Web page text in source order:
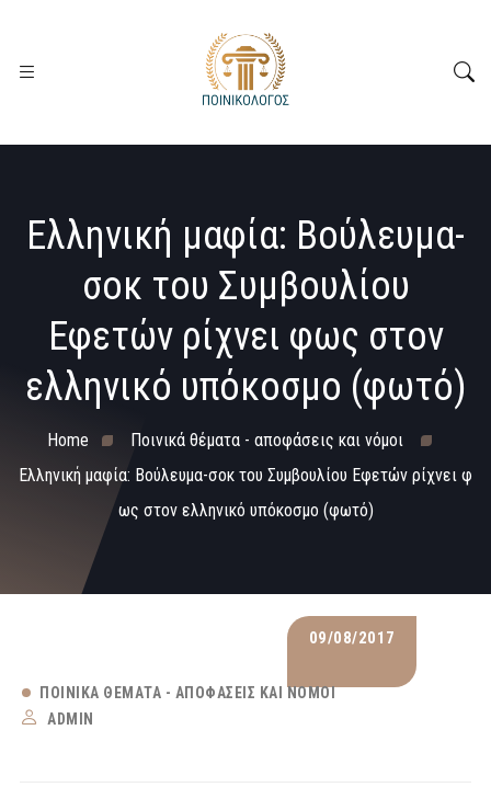
Ελληνική μαφία: Bούλευμα-
σοκ του Συμβουλίου
Εφετών ρίχνει φως στον
ελληνικό υπόκοσμο (φωτό)
Home
Ποινικά θέματα - αποφάσεις και νόμοι
Ελληνική μαφία: Bούλευμα-σοκ του Συμβουλίου Εφετών ρίχνει φ
ως στον ελληνικό υπόκοσμο (φωτό)
09/08/2017
ΠΟΙΝΙΚΆ ΘΈΜΑΤΑ - ΑΠΟΦΆΣΕΙΣ ΚΑΙ ΝΌΜΟΙ
ADMIN